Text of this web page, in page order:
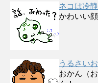
ネコは冷
かわいい
うるさい
おかん（